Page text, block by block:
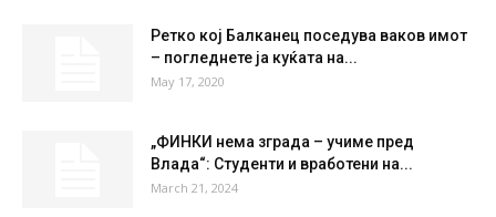
Ретко кој Балканец поседува ваков имот
– погледнете ја куќата на...
May 17, 2020
„ФИНКИ нема зграда – учиме пред
Влада“: Студенти и вработени на...
March 21, 2024